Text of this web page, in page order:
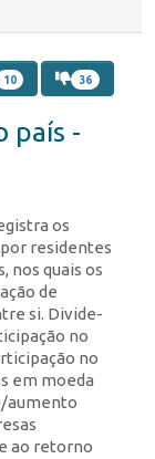
país -
os
residentes
nos quais os
de
si. Divide-
no
no
em moeda
aumento
ao retorno
10 36